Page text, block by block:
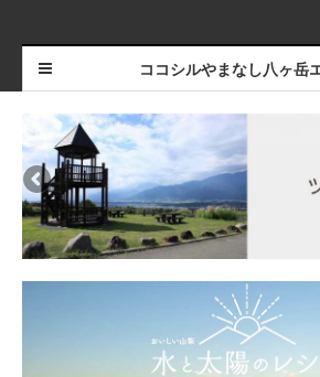
ココシルやまなし八ヶ岳